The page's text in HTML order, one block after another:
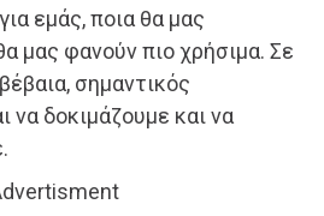
εμάς, ποια θα μας
μας φανούν πιο χρήσιμα. Σε
σημαντικός
να δοκιμάζουμε και να